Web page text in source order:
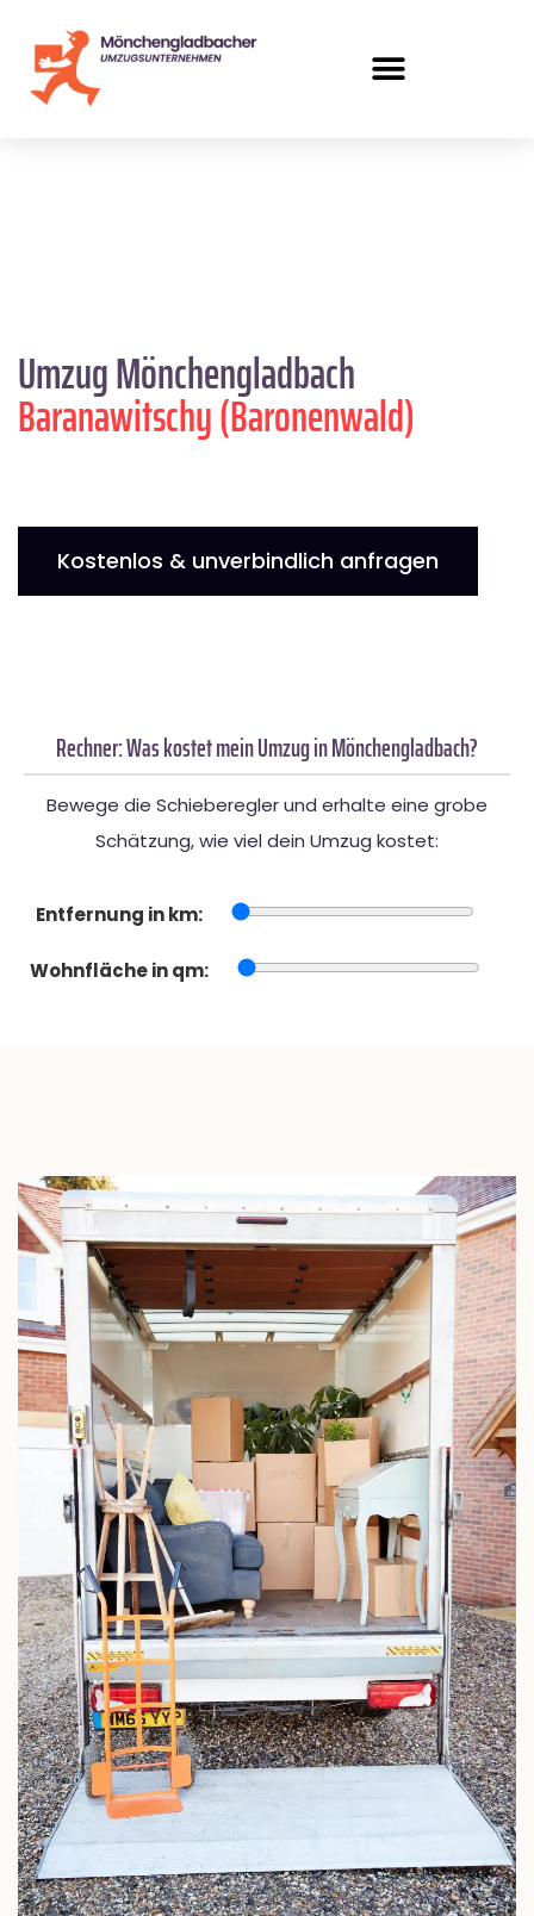
Umzug Mönchengladbach
Baranawitschy (Baronenwald)
Kostenlos & unverbindlich anfragen
Rechner: Was kostet mein Umzug in Mönchengladbach?
Bewege die Schieberegler und erhalte eine grobe
Schätzung, wie viel dein Umzug kostet:
Entfernung in km:
Wohnfläche in qm: